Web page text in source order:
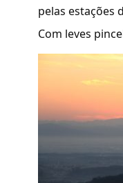
pelas estações
Com leves